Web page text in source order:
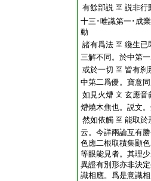
有餘部説 至 説非行
十三･唯識第一･成
動
諸有爲法 至 纔生已
三解不同。於中第
或於一切 至 皆有刹
中第二爲優。寶意
如見火㷮 文 玄應音
㷮燒木焦也。説文
然如依觸 至 能取於
云。今詳兩論互有
色應二根取積集顯
等眼能見者。其理
異證有別形亦非決
識相應。爲是意識